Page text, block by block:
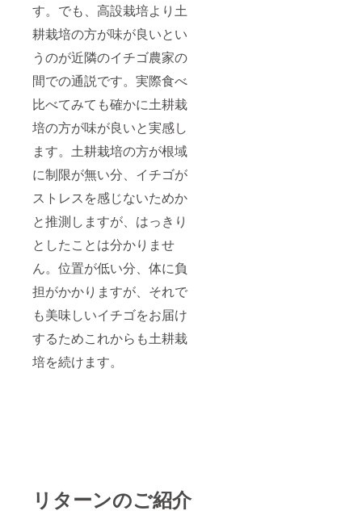
す。でも、高設栽培より土
耕栽培の方が味が良いとい
うのが近隣のイチゴ農家の
間での通説です。実際食べ
比べてみても確かに土耕栽
培の方が味が良いと実感し
ます。土耕栽培の方が根域
に制限が無い分、イチゴが
ストレスを感じないためか
と推測しますが、はっきり
としたことは分かりませ
ん。位置が低い分、体に負
担がかかりますが、それで
も美味しいイチゴをお届け
するためこれからも土耕栽
培を続けます。
リターンのご紹介